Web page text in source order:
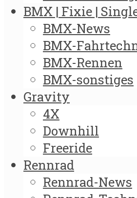
BMX | Fixie |
BMX-News
BMX-
BMX-Rennen
BMX-sonstiges
Gravity
4X
Downhill
Freeride
Rennrad
Rennrad-News